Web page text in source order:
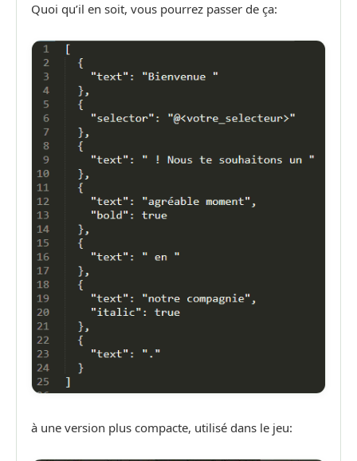
Quoi qu’il en soit, vous pourrez passer de ça:
à une version plus compacte, utilisé dans le jeu: